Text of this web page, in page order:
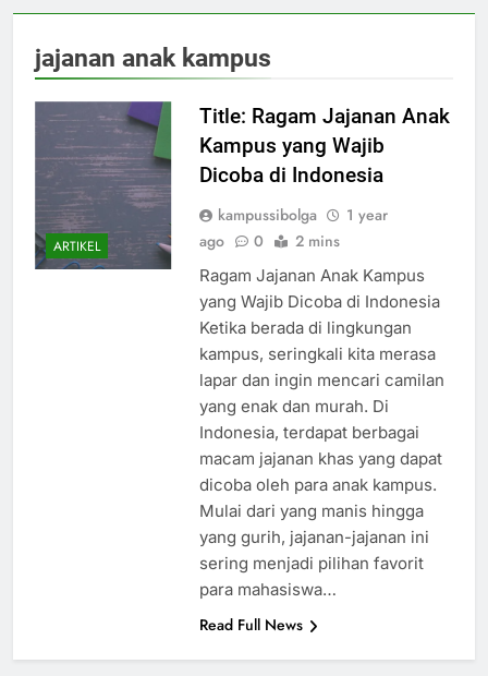
jajanan anak kampus
ARTIKEL
Title: Ragam Jajanan Anak
Kampus yang Wajib
Dicoba di Indonesia
kampussibolga
1 year
ago
0 2 mins
Ragam Jajanan Anak Kampus
yang Wajib Dicoba di Indonesia
Ketika berada di lingkungan
kampus, seringkali kita merasa
lapar dan ingin mencari camilan
yang enak dan murah. Di
Indonesia, terdapat berbagai
macam jajanan khas yang dapat
dicoba oleh para anak kampus.
Mulai dari yang manis hingga
yang gurih, jajanan-jajanan ini
sering menjadi pilihan favorit
para mahasiswa…
Read Full News